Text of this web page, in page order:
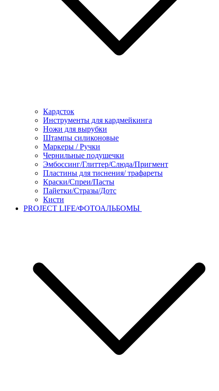
Кардсток
Инструменты для кардмейкинга
Ножи для вырубки
Штампы силиконовые
Маркеры / Ручки
Чернильные подушечки
Эмбоссинг/Глиттер/Слюда/Пригмент
Пластины для тиснения/ трафареты
Краски/Спреи/Пасты
Пайетки/Стразы/Дотс
Кисти
PROJECT LIFE/ФОТОАЛЬБОМЫ